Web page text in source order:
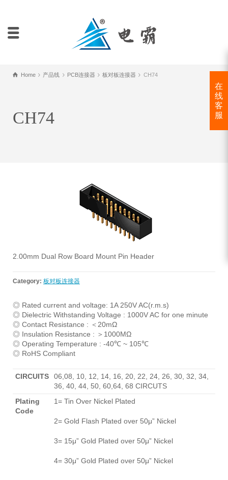
Home 产品线 PCB连接器 板对板连接器 CH74
CH74
2.00mm Dual Row Board Mount Pin Header
Category: 板对板连接器
◎ Rated current and voltage: 1A 250V AC(r.m.s)
◎ Dielectric Withstanding Voltage : 1000V AC for one minute
◎ Contact Resistance : ＜20mΩ
◎ Insulation Resistance : ＞1000MΩ
◎ Operating Temperature : -40℃ ~ 105℃
◎ RoHS Compliant
CIRCUITS
06,08, 10, 12, 14, 16, 20, 22, 24, 26, 30, 32, 34,
36, 40, 44, 50, 60,64, 68 CIRCUTS
Plating
Code
1= Tin Over Nickel Plated
2= Gold Flash Plated over 50μ” Nickel
3= 15μ” Gold Plated over 50μ” Nickel
4= 30μ” Gold Plated over 50μ” Nickel
在
线
客
服